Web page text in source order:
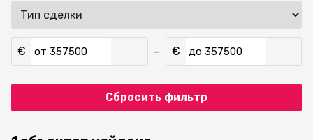
€ от – € до
Сбросить фильтр